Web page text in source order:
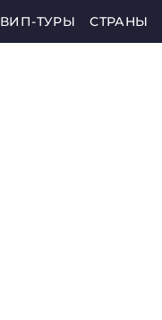
ВИП-ТУРЫ СТРАНЫ